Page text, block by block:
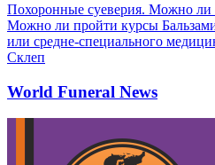
Похоронные суеверия. Можно ли
Можно ли пройти курсы
или средне-специального
Склеп
World Funeral News